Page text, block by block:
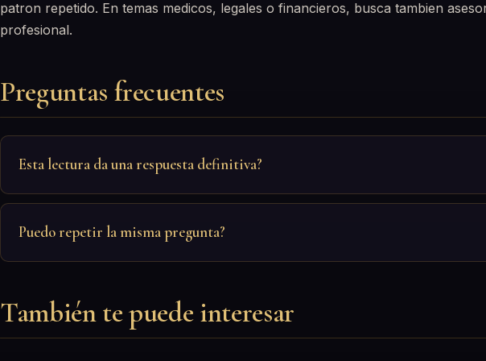
patron repetido. En temas medicos, legales o financieros, busca tambien
profesional.
Preguntas frecuentes
Esta lectura da una respuesta definitiva?
Puedo repetir la misma pregunta?
También te puede interesar